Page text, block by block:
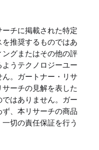
チに掲載された特定
推奨するものではあ
グまたはその他の評
うテクノロジーユー
。ガートナー・リサ
ーチの見解を表した
はありません。ガー
、本リサーチの商品
切の責任保証を行う